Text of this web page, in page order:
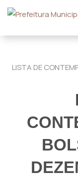
LISTA DE